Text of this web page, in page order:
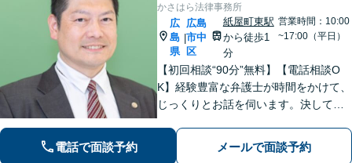
かさはら法律事務所
広
島
県
|
広島
市中
区
紙屋町東駅
から徒歩1
分
営業時間：10:00
~17:00（平日）
【初回相談“90分”無料】【電話相談O
K】経験豊富な弁護士が時間をかけて、
じっくりとお話を伺います。決して怒
い」お気持ちに寄り添います。皆さま
の未来を明るくするために、誠心誠意
電話で面談予約 メールで面談予約